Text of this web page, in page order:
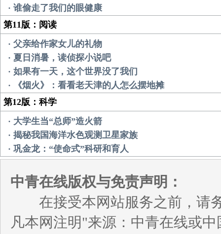
· 谁偷走了我们的眼健康
第11版：阅读
· 父亲给作家女儿的礼物
· 夏日消暑，读侦探小说吧
· 如果有一天，这个世界没了我们
· 《烟火》：看看老天津的人怎么摆地摊
第12版：科学
· 大学生当“总师”造火箭
· 揭秘我国海洋水色观测卫星家族
· 巩金龙：“使命式”科研和育人
中青在线版权与免责声明：
在接受本网站服务之前，请务
凡本网注明"来源：中青在线或